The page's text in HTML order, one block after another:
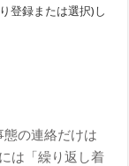
登録または選択)し
態の連絡だけは
は「繰り返し着